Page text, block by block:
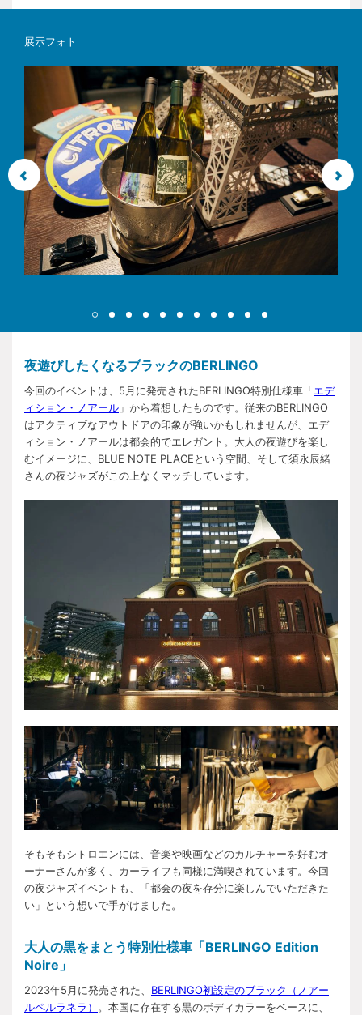
展示フォト
夜遊びしたくなるブラックのBERLINGO
今回のイベントは、5月に発売されたBERLINGO特別仕様車「エデ
ィション・ノアール 」から着想したものです。従来のBERLINGO
はアクティブなアウトドアの印象が強いかもしれませんが、エデ
ィション・ノアールは都会的でエレガント。大人の夜遊びを楽し
むイメージに、BLUE NOTE PLACEという空間、そして須永辰緒
さんの夜ジャズがこの上なくマッチしています。
そもそもシトロエンには、音楽や映画などのカルチャーを好むオ
ーナーさんが多く、カーライフも同様に満喫されています。今回
の夜ジャズイベントも、「都会の夜を存分に楽しんでいただきた
い」という想いで手がけました。
大人の黒をまとう特別仕様車「BERLINGO Edition
Noire」
2023年5月に発売された、 BERLINGO初設定のブラック（ノアー
ルペルラネラ） 。本国に存在する黒のボディカラーをベースに、